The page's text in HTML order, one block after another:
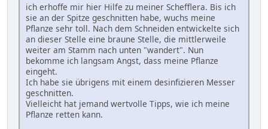
ich erhoffe mir hier Hilfe zu meiner Schefflera. Bis ich
sie an der Spitze geschnitten habe, wuchs meine
Pflanze sehr toll. Nach dem Schneiden entwickelte sich
an dieser Stelle eine braune Stelle, die mittlerweile
weiter am Stamm nach unten "wandert". Nun
bekomme ich langsam Angst, dass meine Pflanze
eingeht.
Ich habe sie übrigens mit einem desinfizieren Messer
geschnitten.
Vielleicht hat jemand wertvolle Tipps, wie ich meine
Pflanze retten kann.